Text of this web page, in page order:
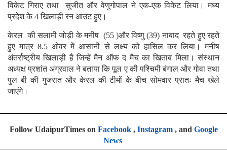
विकेट गिराए तथा सुजीत और वेणुगोपाल ने एक-एक विकेट लिया। मध्य
प्रदेश के 4 खिलाड़ी रन आउट हुए।
केरल की सलामी जोड़ी के मनीष (55 )और विष्णु (39) नाबाद रहते हुए रहते
हुए मात्र 8.5 ओवर में आसानी से लक्ष्य को हासिल कर लिया। मनीष
अंतर्राष्ट्रीय खिलाड़ी है जिन्हें मैन ऑफ द मैच का खिताब मिला। संस्थान
अध्यक्ष प्रशांत अग्रवाल ने बताया कि पूल ए की पश्चिमी बंगाल और गोवा तथा
पुल बी की गुजरात और केरल की टीमों के बीच सोमवार प्रातः मैच खेले
जाएंगे।
Follow UdaipurTimes on Facebook, Instagram, and Google
News